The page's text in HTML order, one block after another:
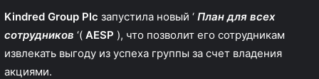
Kindred Group Plc запустила новый ‘ План для всех
сотрудников ‘( AESP ), что позволит его сотрудникам
извлекать выгоду из успеха группы за счет владения
акциями.